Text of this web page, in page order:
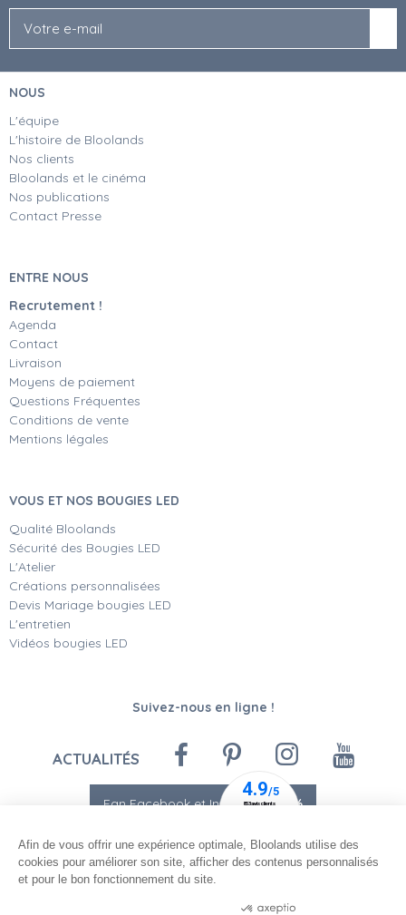
NOUS
L'équipe
L'histoire de Bloolands
Nos clients
Bloolands et le cinéma
Nos publications
Contact Presse
ENTRE NOUS
Recrutement !
Agenda
Contact
Livraison
Moyens de paiement
Questions Fréquentes
Conditions de vente
Mentions légales
VOUS ET NOS BOUGIES LED
Qualité Bloolands
Sécurité des Bougies LED
L'Atelier
Créations personnalisées
Devis Mariage bougies LED
L'entretien
Vidéos bougies LED
Suivez-nous en ligne !
ACTUALITÉS
Fan Facebook et Instagram-10%
Afin de vous offrir une expérience optimale, Bloolands utilise des
cookies pour améliorer son site, afficher des contenus personnalisés
et pour le bon fonctionnement du site.